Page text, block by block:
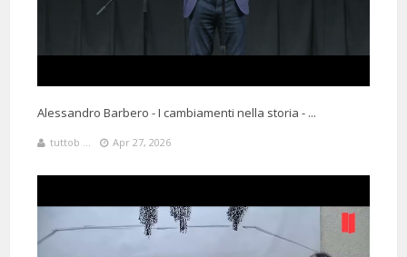
Alessandro Barbero - I cambiamenti nella storia - ...
tuttob ... Apr 27, 2026